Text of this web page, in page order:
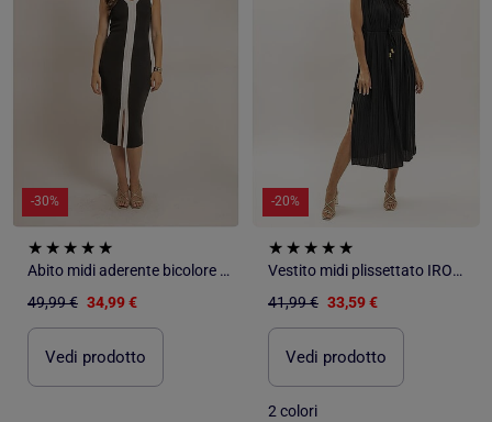
-30%
Abito midi aderente bicolore IKARA
49,99 € 34,99 €
Vedi prodotto
-20%
Vestito midi plissettato IROVE
41,99 € 33,59 €
Vedi prodotto
2 colori